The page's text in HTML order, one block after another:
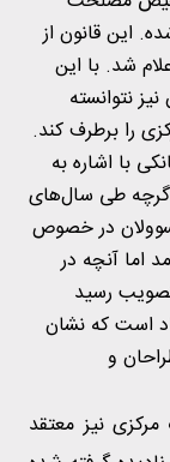
این قانون از
شد. با این
نتوانسته
را برطرف کند.
با اشاره به
طی سال‌های
در خصوص
اما آنچه در
رسید
است که نشان
و
نیز معتقد